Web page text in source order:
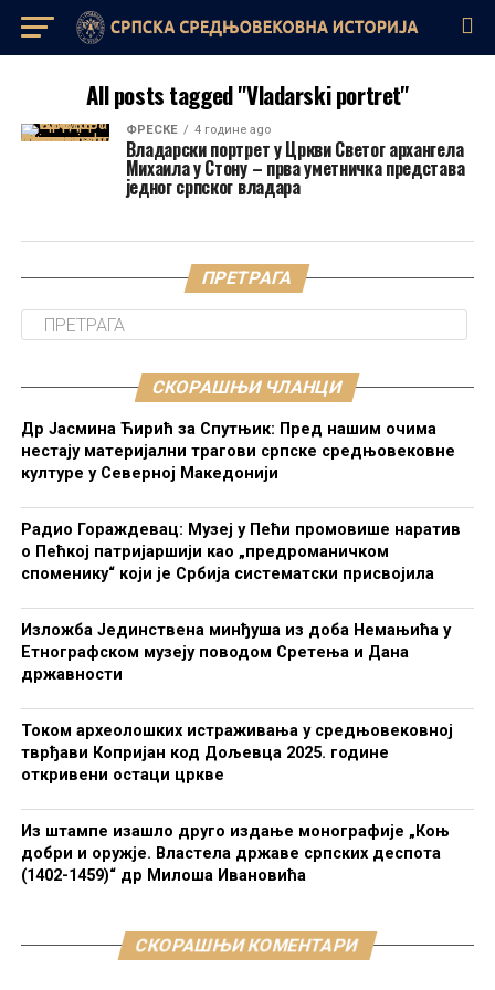
All posts tagged "Vladarski portret"
ФРЕСКЕ 4 године ago
Владарски портрет у Цркви Светог архангела
Михаила у Стону – прва уметничка представа
једног српског владара
ПРЕТРАГА
СКОРАШЊИ ЧЛАНЦИ
Др Јасмина Ћирић за Спутњик: Пред нашим очима
нестају материјални трагови српске средњовековне
културе у Северној Македонији
Радио Гораждевац: Музеј у Пећи промовише наратив
о Пећкој патријаршији као „предроманичком
споменику“ који је Србија систематски присвојила
Изложба Јединствена минђуша из доба Немањића у
Етнографском музеју поводом Сретења и Дана
државности
Током археолошких истраживања у средњовековној
тврђави Копријан код Дољевца 2025. године
откривени остаци цркве
Из штампе изашло друго издање монографије „Коњ
добри и оружје. Властела државе српских деспота
(1402-1459)“ др Милоша Ивановића
СКОРАШЊИ КОМЕНТАРИ